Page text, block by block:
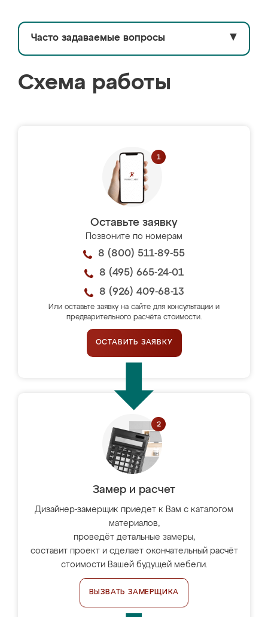
Часто задаваемые вопросы ▼
Схема работы
Оставьте заявку
Позвоните по номерам
8 (800) 511-89-55
8 (495) 665-24-01
8 (926) 409-68-13
Или оставьте заявку на сайте для консультации и
предварительного расчёта стоимости.
ОСТАВИТЬ ЗАЯВКУ
Замер и расчет
Дизайнер-замерщик приедет к Вам с каталогом
материалов,
проведёт детальные замеры,
составит проект и сделает окончательный расчёт
стоимости Вашей будущей мебели.
ВЫЗВАТЬ ЗАМЕРЩИКА